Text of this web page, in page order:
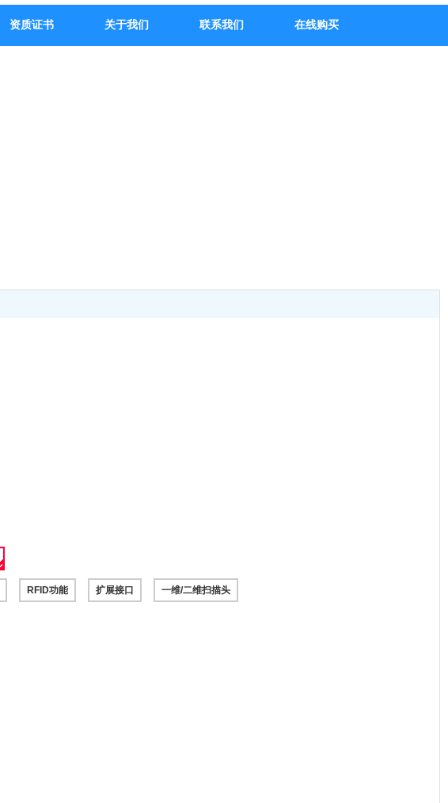
资质证书 关于我们 联系我们 在线购买
RFID功能 扩展接口 一维/二维扫描头